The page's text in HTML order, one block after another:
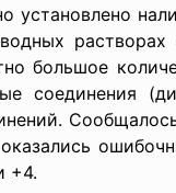
растворах
большое
соединения
+4.